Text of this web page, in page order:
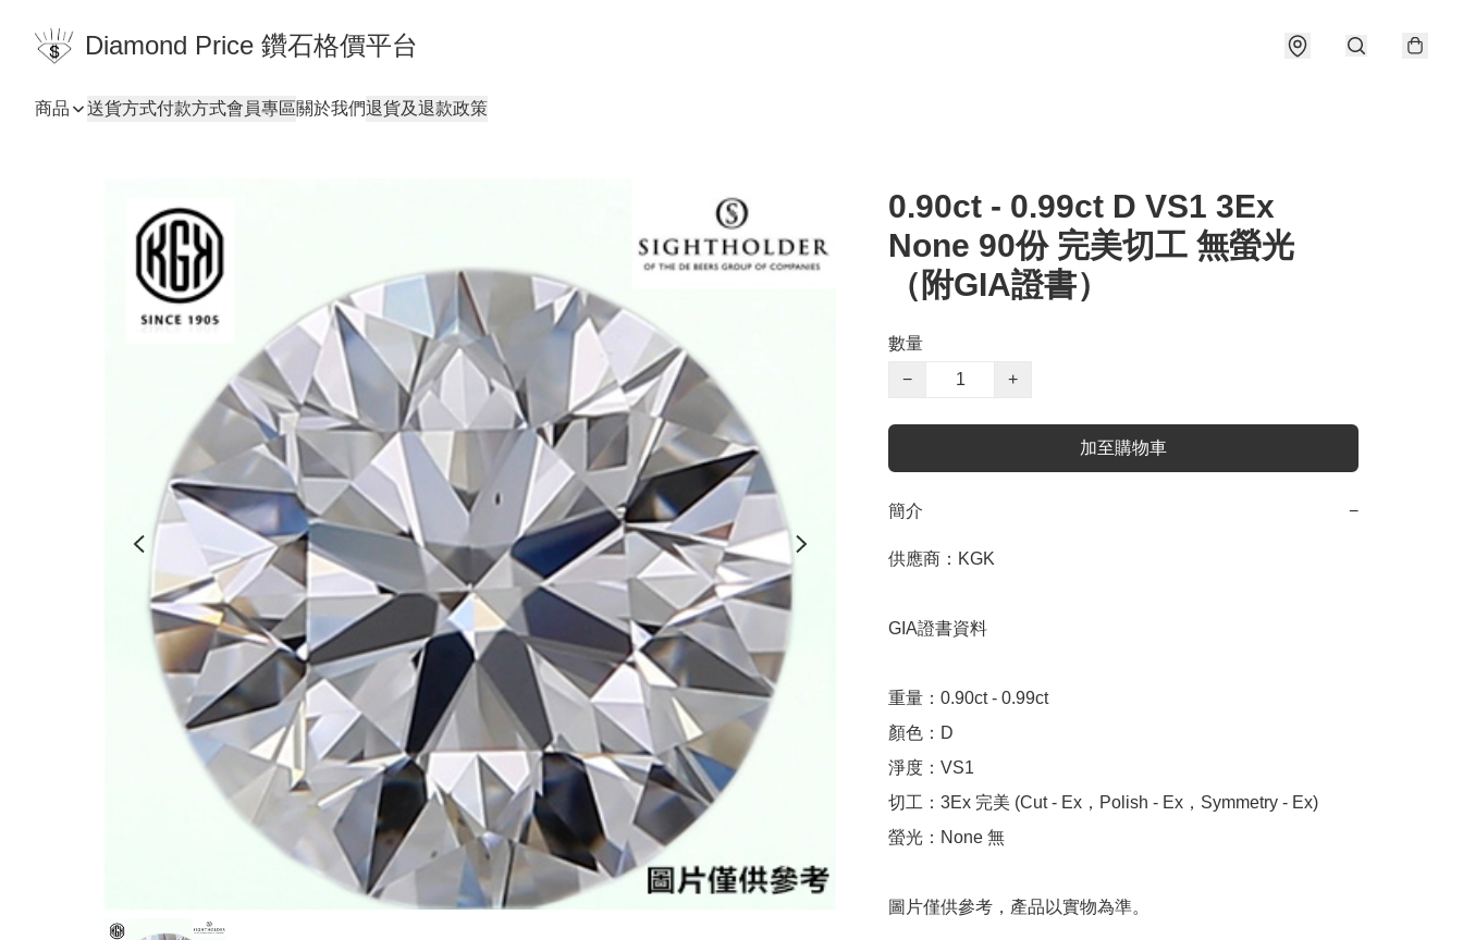
Diamond Price 鑽石格價平台
商品 送貨方式付款方式會員專區關於我們退貨及退款政策
0.90ct - 0.99ct D VS1 3Ex
None 90份 完美切工 無螢光
（附GIA證書）
數量
−
+
加至購物車
簡介 −
供應商：KGK
GIA證書資料
重量：0.90ct - 0.99ct
顏色：D
淨度：VS1
切工：3Ex 完美 (Cut - Ex，Polish - Ex，Symmetry - Ex)
螢光：None 無
圖片僅供參考，產品以實物為準。